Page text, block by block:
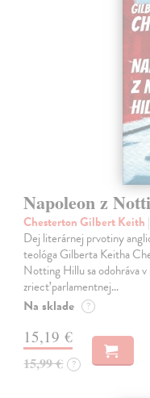
Napoleon z
Chesterton Gilbert Keith
Dej literárnej prvotiny
teológa Gilberta Keitha
Notting Hillu sa odohráva
zriecť parlamentnej…
Na sklade ?
15,19 €
15,99 € ?